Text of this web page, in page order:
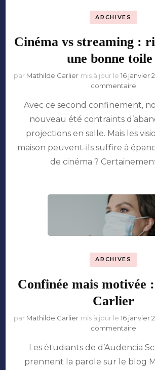
ARCHIVES
Cinéma vs streaming :
une bonne
par Mathilde Carlier mis à jour le 16 janvier
commentaire
vs
rien
ne
une
!
Avec ce second confinement,
nouveau été contraints
projections en salle. Mais les
maison peuvent-ils suffire à
de cinéma ?
ARCHIVES
Confinée mais motivée
Carlier
par Mathilde Carlier mis à jour le 16 janvier
commentaire
mais
Les étudiants de d’Audencia
prennent la parole sur le blog